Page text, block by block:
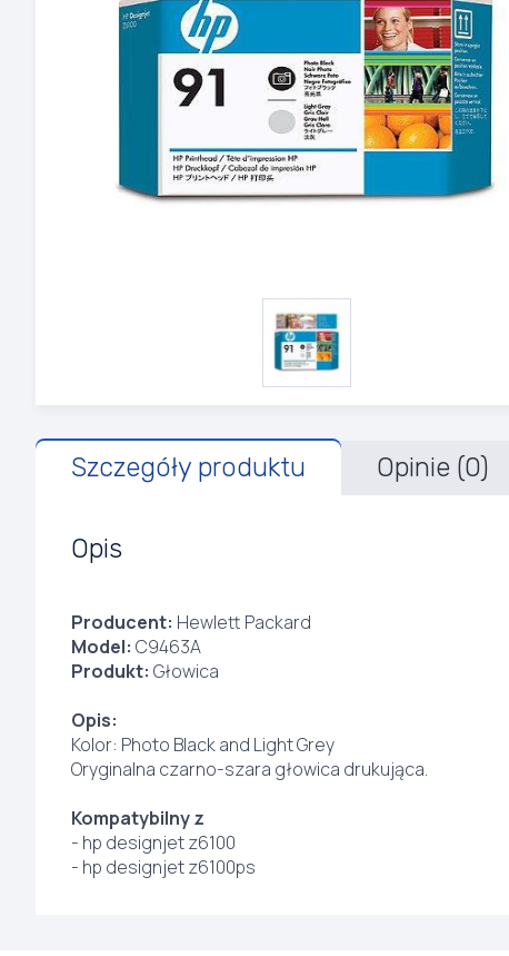
Szczegóły produktu Opinie (0)
Opis
Producent: Hewlett Packard
Model: C9463A
Produkt: Głowica
Opis:
Kolor: Photo Black and Light Grey
Oryginalna czarno-szara głowica drukująca.
Kompatybilny z
- hp designjet z6100
- hp designjet z6100ps